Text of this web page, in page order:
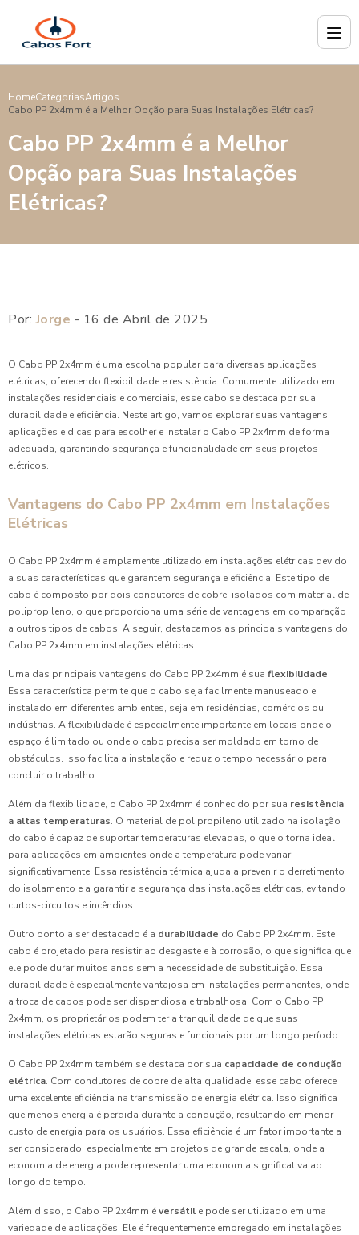
HomeCategoriasArtigos
Cabo PP 2x4mm é a Melhor Opção para Suas Instalações Elétricas?
Cabo PP 2x4mm é a Melhor
Opção para Suas Instalações
Elétricas?
Por:Jorge - 16 de Abril de 2025
O Cabo PP 2x4mm é uma escolha popular para diversas aplicações
elétricas, oferecendo flexibilidade e resistência. Comumente utilizado em
instalações residenciais e comerciais, esse cabo se destaca por sua
durabilidade e eficiência. Neste artigo, vamos explorar suas vantagens,
aplicações e dicas para escolher e instalar o Cabo PP 2x4mm de forma
adequada, garantindo segurança e funcionalidade em seus projetos
elétricos.
Vantagens do Cabo PP 2x4mm em Instalações
Elétricas
O Cabo PP 2x4mm é amplamente utilizado em instalações elétricas devido
a suas características que garantem segurança e eficiência. Este tipo de
cabo é composto por dois condutores de cobre, isolados com material de
polipropileno, o que proporciona uma série de vantagens em comparação
a outros tipos de cabos. A seguir, destacamos as principais vantagens do
Cabo PP 2x4mm em instalações elétricas.
Uma das principais vantagens do Cabo PP 2x4mm é sua flexibilidade.
Essa característica permite que o cabo seja facilmente manuseado e
instalado em diferentes ambientes, seja em residências, comércios ou
indústrias. A flexibilidade é especialmente importante em locais onde o
espaço é limitado ou onde o cabo precisa ser moldado em torno de
obstáculos. Isso facilita a instalação e reduz o tempo necessário para
concluir o trabalho.
Além da flexibilidade, o Cabo PP 2x4mm é conhecido por sua resistência
a altas temperaturas. O material de polipropileno utilizado na isolação
do cabo é capaz de suportar temperaturas elevadas, o que o torna ideal
para aplicações em ambientes onde a temperatura pode variar
significativamente. Essa resistência térmica ajuda a prevenir o derretimento
do isolamento e a garantir a segurança das instalações elétricas, evitando
curtos-circuitos e incêndios.
Outro ponto a ser destacado é a durabilidade do Cabo PP 2x4mm. Este
cabo é projetado para resistir ao desgaste e à corrosão, o que significa que
ele pode durar muitos anos sem a necessidade de substituição. Essa
durabilidade é especialmente vantajosa em instalações permanentes, onde
a troca de cabos pode ser dispendiosa e trabalhosa. Com o Cabo PP
2x4mm, os proprietários podem ter a tranquilidade de que suas
instalações elétricas estarão seguras e funcionais por um longo período.
O Cabo PP 2x4mm também se destaca por sua capacidade de condução
elétrica. Com condutores de cobre de alta qualidade, esse cabo oferece
uma excelente eficiência na transmissão de energia elétrica. Isso significa
que menos energia é perdida durante a condução, resultando em menor
custo de energia para os usuários. Essa eficiência é um fator importante a
ser considerado, especialmente em projetos de grande escala, onde a
economia de energia pode representar uma economia significativa ao
longo do tempo.
Além disso, o Cabo PP 2x4mm éversátil e pode ser utilizado em uma
variedade de aplicações. Ele é frequentemente empregado em instalações